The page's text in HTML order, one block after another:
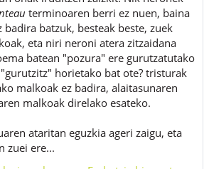
terminoaren berri ez nuen, baina
badira batzuk, besteak beste, zuek
eta niri neroni atera zitzaidana
batean "pozura" ere gurutzatutako
horietako bat ote? tristurak
malkoak ez badira, alaitasunaren
malkoak direlako esateko.
ataritan eguzkia ageri zaigu, eta
zuei ere...